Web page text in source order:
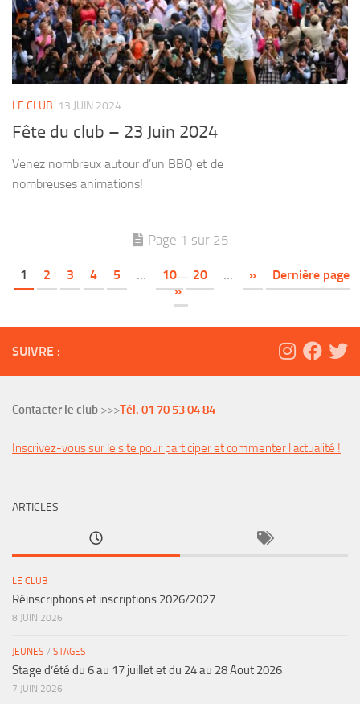
LE CLUB 13 JUIN 2024
Fête du club – 23 Juin 2024
Venez nombreux autour d’un BBQ et de
nombreuses animations!
Page 1 sur 25
1 2 3 4 5 … 10 20 … »
Dernière page
»
SUIVRE :
Contacter le club >>>Tél. 01 70 53 04 84
Inscrivez-vous sur le site pour participer et commenter l'actualité !
ARTICLES
LE CLUB
Réinscriptions et inscriptions 2026/2027
8 JUIN 2026
JEUNES / STAGES
Stage d’été du 6 au 17 juillet et du 24 au 28 Aout 2026
7 JUIN 2026